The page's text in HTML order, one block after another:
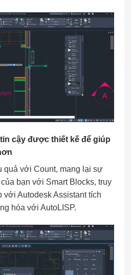
cậy được thiết kế để giúp
quả với Count, mang lại sự
bạn với Smart Blocks, truy
với Autodesk Assistant tích
hóa với AutoLISP.